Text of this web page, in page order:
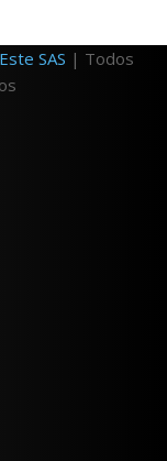
SAS | Todos